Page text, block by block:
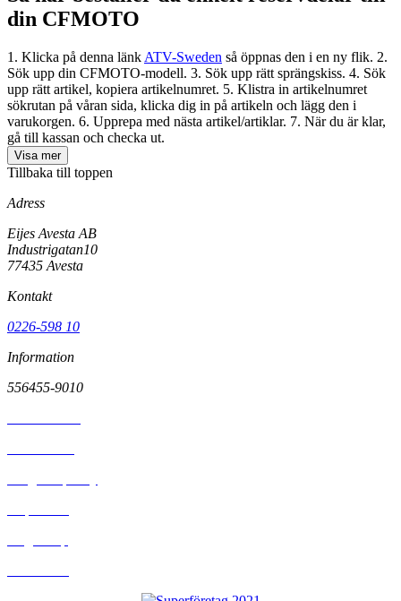
din CFMOTO
1. Klicka på denna länk ATV-Sweden så öppnas den i en ny flik. 2.
Sök upp din CFMOTO-modell. 3. Sök upp rätt sprängskiss. 4. Sök
upp rätt artikel, kopiera artikelnumret. 5. Klistra in artikelnumret
sökrutan på våran sida, klicka dig in på artikeln och lägg den i
varukorgen. 6. Upprepa med nästa artikel/artiklar. 7. När du är klar,
gå till kassan och checka ut.
Visa mer
Tillbaka till toppen
Adress
Eijes Avesta AB
Industrigatan10
77435 Avesta
Kontakt
0226-598 10
Information
556455-9010